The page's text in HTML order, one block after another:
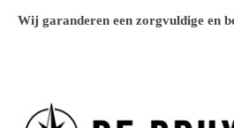
Wij garanderen een zorgvuldige en